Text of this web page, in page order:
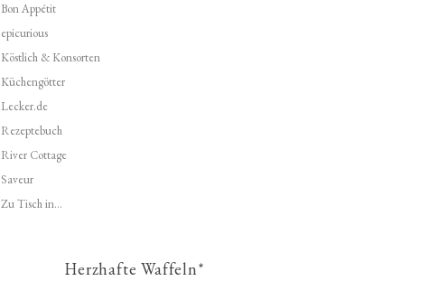
Bon Appétit
epicurious
Köstlich & Konsorten
Küchengötter
Lecker.de
Rezeptebuch
River Cottage
Saveur
Zu Tisch in...
Herzhafte Waffeln*